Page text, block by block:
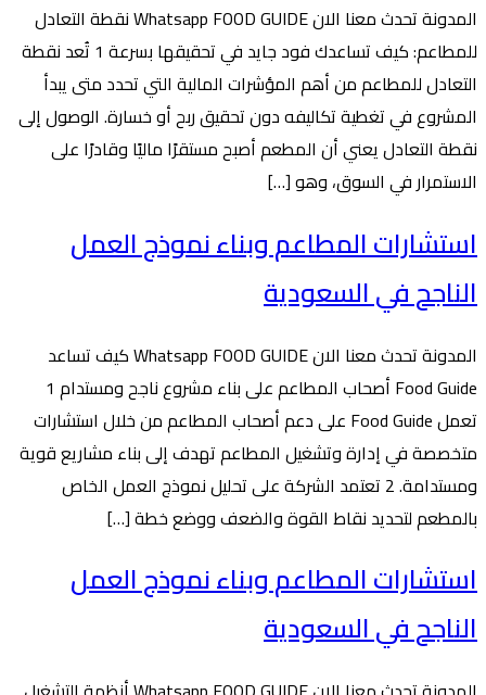
المدونة تحدث معنا الان Whatsapp FOOD GUIDE نقطة التعادل
للمطاعم: كيف تساعدك فود جايد في تحقيقها بسرعة 1 تُعد نقطة
التعادل للمطاعم من أهم المؤشرات المالية التي تحدد متى يبدأ
المشروع في تغطية تكاليفه دون تحقيق ربح أو خسارة. الوصول إلى
نقطة التعادل يعني أن المطعم أصبح مستقرًا ماليًا وقادرًا على
الاستمرار في السوق، وهو […]
استشارات المطاعم وبناء نموذج العمل
الناجح في السعودية
المدونة تحدث معنا الان Whatsapp FOOD GUIDE كيف تساعد
Food Guide أصحاب المطاعم على بناء مشروع ناجح ومستدام 1
تعمل Food Guide على دعم أصحاب المطاعم من خلال استشارات
متخصصة في إدارة وتشغيل المطاعم تهدف إلى بناء مشاريع قوية
ومستدامة. 2 تعتمد الشركة على تحليل نموذج العمل الخاص
بالمطعم لتحديد نقاط القوة والضعف ووضع خطة […]
استشارات المطاعم وبناء نموذج العمل
الناجح في السعودية